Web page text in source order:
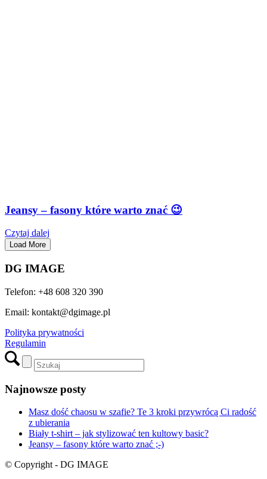
Jeansy – fasony które warto znać 😉
Czytaj dalej
Load More
DG IMAGE
Telefon: +48 608 320 390
Email: kontakt@dgimage.pl
Polityka prywatności
Regulamin
Najnowsze posty
Masz dość chaosu w szafie? Te 3 kroki przywrócą Ci radość
z ubierania
Biały t-shirt – jak stylizować ten kultowy basic?
Jeansy – fasony które warto znać ;-)
© Copyright - DG IMAGE